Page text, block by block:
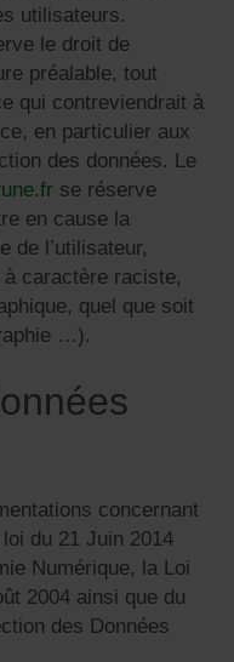
utilisateurs.
le droit de
préalable, tout
qui contreviendrait à
en particulier aux
des données. Le
se réserve
en cause la
de l’utilisateur,
caractère raciste,
quel que soit
…).
concernant
du 21 Juin 2014
Numérique, la Loi
2004 ainsi que du
des Données